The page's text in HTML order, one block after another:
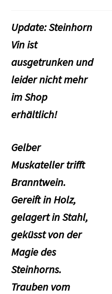
SERVE EMPFEHLUNGEN
NEWSLETTER-ANMELDUNG
STEINHORN BLOG
Update: Steinhorn
Vin ist
ausgetrunken und
leider nicht mehr
im Shop
erhältlich!
Gelber
Muskateller trifft
Branntwein.
Gereift in Holz,
gelagert in Stahl,
geküsst von der
Magie des
Steinhorns.
Trauben vom